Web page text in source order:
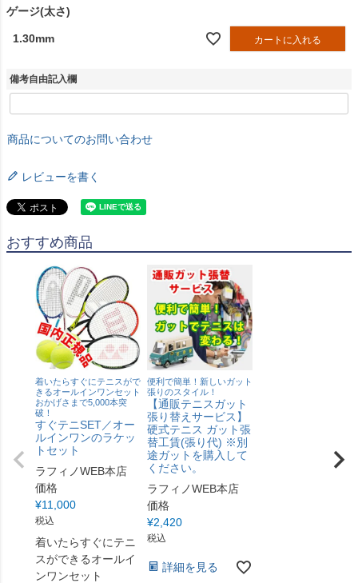
ゲージ(太さ)
1.30mm カートに入れる
備考自由記入欄
商品についてのお問い合わせ
レビューを書く
おすすめ商品
着いたらすぐにテニスがで
きるオールインワンセット
おかげさまで5,000本突
破！
すぐテニSET／オー
ルインワンのラケッ
トセット
ラフィノWEB本店
価格
¥11,000
税込
着いたらすぐにテニ
スができるオールイ
ンワンセット
便利で簡単！新しいガット
張りのスタイル！
【通販テニスガット
張り替えサービス】
硬式テニス ガット張
替工賃(張り代) ※別
途ガットを購入して
ください。
ラフィノWEB本店
価格
¥2,420
税込
詳細を見る